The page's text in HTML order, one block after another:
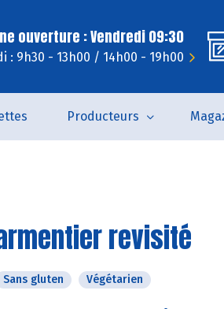
ouverture : Vendredi 09:30
: 9h30 - 13h00 / 14h00 - 19h00
Producteurs
revisité
Sans gluten Végétarien